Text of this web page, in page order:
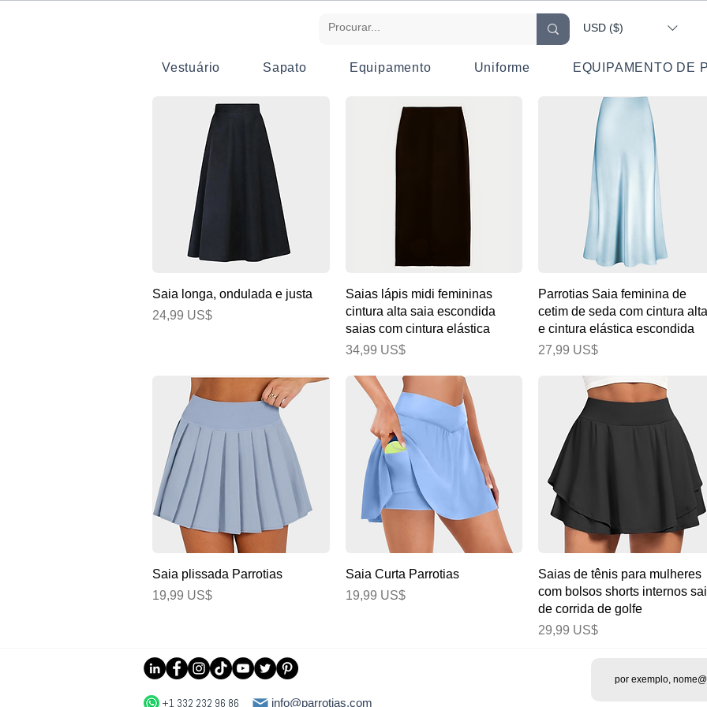
USD ($)
Vestuário Sapato Equipamento Uniforme EQUIPAMENTO DE
Visualização rápida
Saia longa, ondulada e justa
Preço
24,99 US$
Visualização rápida
Saias lápis midi femininas
cintura alta saia escondida
saias com cintura elástica
Preço
34,99 US$
Visualização rápida
Parrotias Saia feminina de
cetim de seda com cintura alta
e cintura elástica escondida
Preço
27,99 US$
Visualização rápida
Saia plissada Parrotias
Preço
19,99 US$
Visualização rápida
Saia Curta Parrotias
Preço
19,99 US$
Visualização rápida
Saias de tênis para mulheres
com bolsos shorts internos
de corrida de golfe
Preço
29,99 US$
+1 332 232 96 86 info@parrotias.com